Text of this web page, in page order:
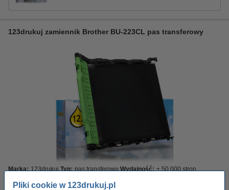
Pliki cookie w 123drukuj.pl
123drukuj zamiennik Brother BU-223CL pas transferowy
Marka: 123drukuj Typ: pas transferowy Wydajność: ± 50.000 stron